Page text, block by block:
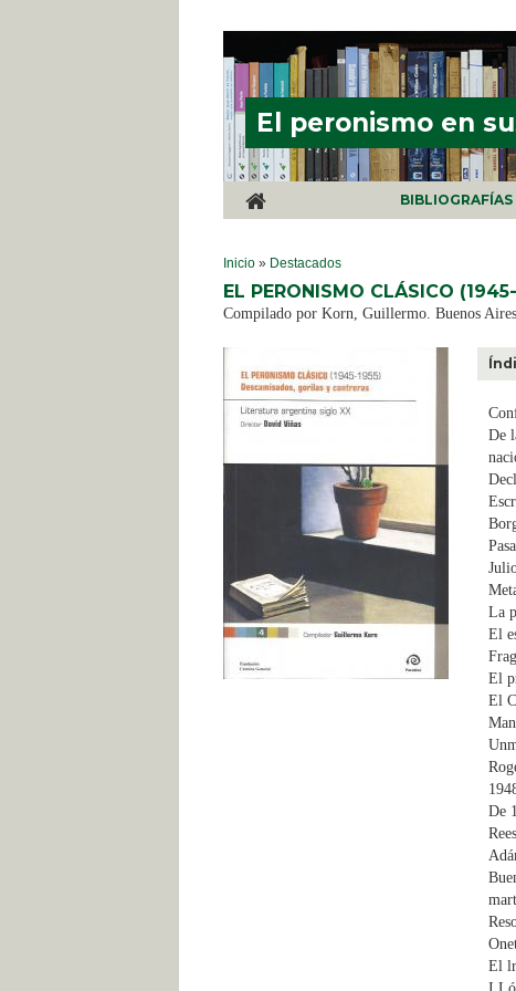
El peronismo en
BIBLIOGRAFÍAS
SE ENCUENTRA USTED AQUÍ
Inicio » Destacados
EL PERONISMO CLÁSICO
Compilado por Korn, Guillermo. Buenos
De
La
El
El
El
De
El